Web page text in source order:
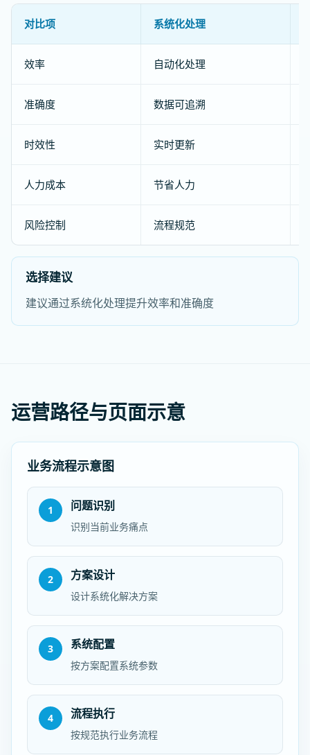
对比项 系统化处理
效率 自动化处理
准确度 数据可追溯
时效性 实时更新
人力成本 节省人力
风险控制 流程规范
选择建议
建议通过系统化处理提升效率和准确度
运营路径与页面示意
业务流程示意图
1 问题识别
识别当前业务痛点
2 方案设计
设计系统化解决方案
3 系统配置
按方案配置系统参数
4 流程执行
按规范执行业务流程